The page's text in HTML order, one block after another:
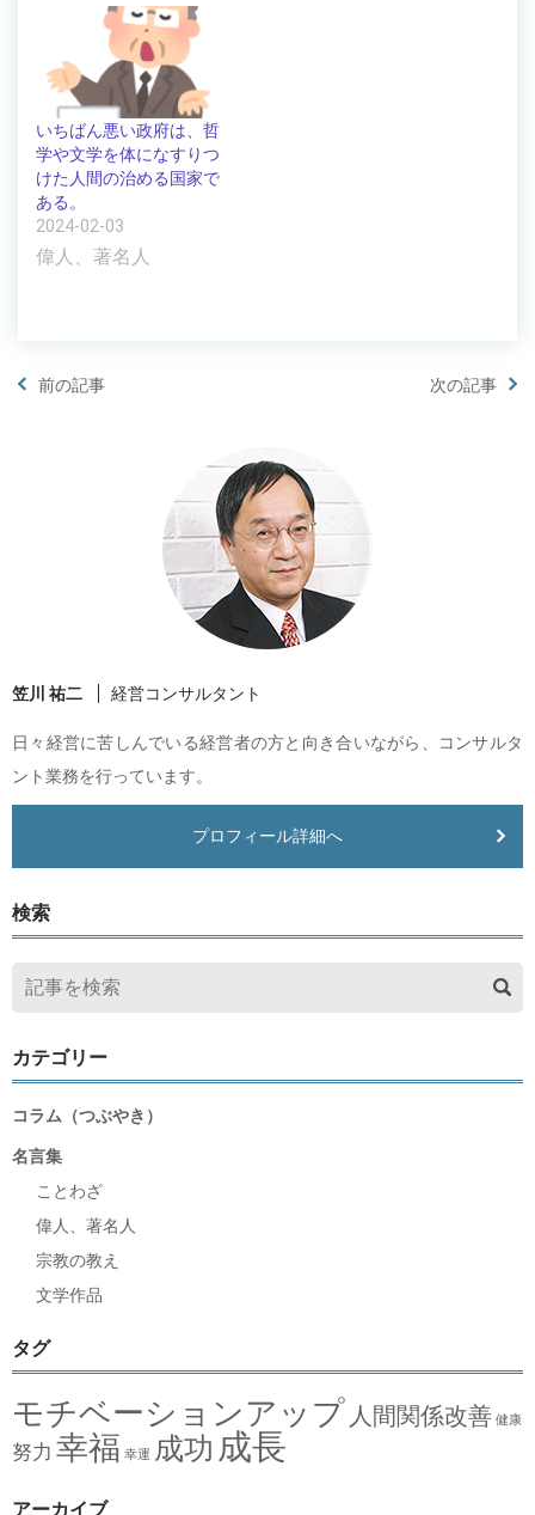
いちばん悪い政府は、哲
学や文学を体になすりつ
けた人間の治める国家で
ある。
2024-02-03
偉人、著名人
前の記事 次の記事
笠川 祐二 経営コンサルタント
日々経営に苦しんでいる経営者の方と向き合いながら、コンサルタ
ント業務を行っています。
プロフィール詳細へ
検索
カテゴリー
コラム（つぶやき）
名言集
ことわざ
偉人、著名人
宗教の教え
文学作品
タグ
モチベーションアップ 人間関係改善 健康
努力 幸福 幸運 成功 成長
アーカイブ